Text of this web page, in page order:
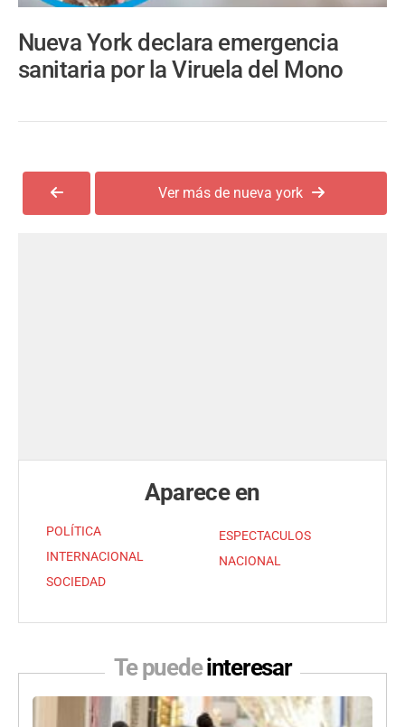
Nueva York declara emergencia
sanitaria por la Viruela del Mono
Ver más de nueva york
Aparece en
POLÍTICA
INTERNACIONAL
SOCIEDAD
ESPECTACULOS
NACIONAL
Te puedeinteresar